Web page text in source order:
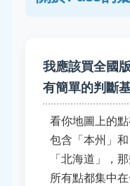
我應該買全國
有簡單的判斷
看你地圖上的
包含「本州」
「北海道」，
所有點都集中